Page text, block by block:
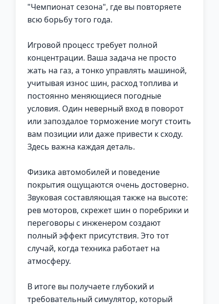
"Чемпионат сезона", где вы повторяете
всю борьбу того года.
Игровой процесс требует полной
концентрации. Ваша задача не просто
жать на газ, а тонко управлять машиной,
учитывая износ шин, расход топлива и
постоянно меняющиеся погодные
условия. Один неверный вход в поворот
или запоздалое торможение могут стоить
вам позиции или даже привести к сходу.
Здесь важна каждая деталь.
Физика автомобилей и поведение
покрытия ощущаются очень достоверно.
Звуковая составляющая также на высоте:
рев моторов, скрежет шин о поребрики и
переговоры с инженером создают
полный эффект присутствия. Это тот
случай, когда техника работает на
атмосферу.
В итоге вы получаете глубокий и
требовательный симулятор, который